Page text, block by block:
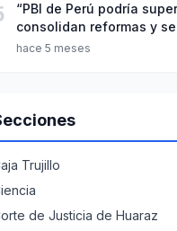
“PBI de Perú podría
consolidan reformas y
hace 5 meses
Trujillo
de Justicia de Huaraz